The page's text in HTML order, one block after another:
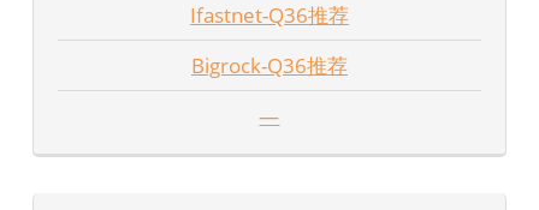
Ifastnet-Q36推荐
Bigrock-Q36推荐
—